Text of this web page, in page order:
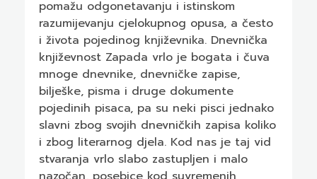
pomažu odgonetavanju i istinskom
razumijevanju cjelokupnog opusa, a često
i života pojedinog književnika. Dnevnička
književnost Zapada vrlo je bogata i čuva
mnoge dnevnike, dnevničke zapise,
bilješke, pisma i druge dokumente
pojedinih pisaca, pa su neki pisci jednako
slavni zbog svojih dnevničkih zapisa koliko
i zbog literarnog djela. Kod nas je taj vid
stvaranja vrlo slabo zastupljen i malo